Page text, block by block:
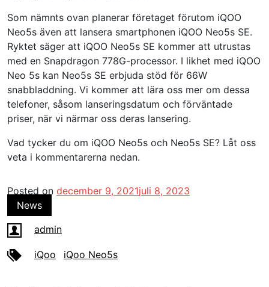
Som nämnts ovan planerar företaget förutom iQOO
Neo5s även att lansera smartphonen iQOO Neo5s SE.
Ryktet säger att iQOO Neo5s SE kommer att utrustas
med en Snapdragon 778G-processor. I likhet med iQOO
Neo 5s kan Neo5s SE erbjuda stöd för 66W
snabbladdning. Vi kommer att lära oss mer om dessa
telefoner, såsom lanseringsdatum och förväntade
priser, när vi närmar oss deras lansering.
Vad tycker du om iQOO Neo5s och Neo5s SE? Låt oss
veta i kommentarerna nedan.
Posted on december 9, 2021juli 8, 2023
News
admin
iQoo iQoo Neo5s